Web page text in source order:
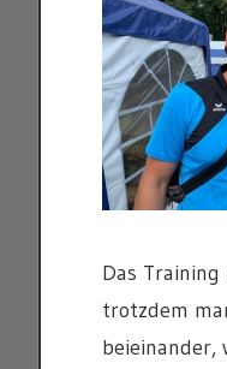
Das
trotzdem
beieinander,